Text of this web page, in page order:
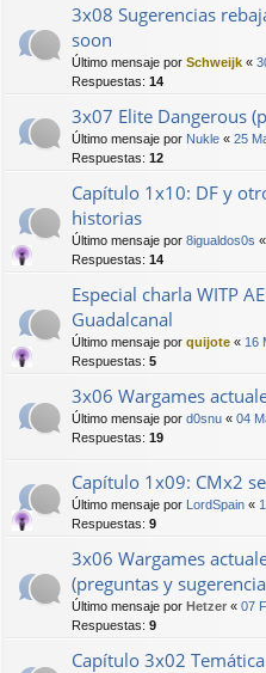
3x08 Sugerencias
soon
Último mensaje por Schweijk «
Respuestas: 14
3x07 Elite Dangerous
Último mensaje por Nukle « 25
Respuestas: 12
Capítulo 1x10: DF y
historias
Último mensaje por 8igualdos0s «
Respuestas: 14
Especial charla WITP
Guadalcanal
Último mensaje por quijote « 16
Respuestas: 5
3x06 Wargames
Último mensaje por d0snu « 04
Respuestas: 19
Capítulo 1x09: CMx2
Último mensaje por LordSpain «
Respuestas: 9
3x06 Wargames
(preguntas y
Último mensaje por Hetzer « 07
Respuestas: 9
Capítulo 3x02